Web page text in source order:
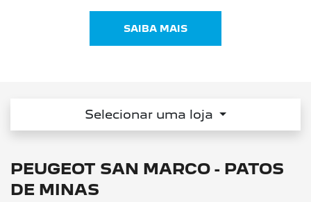
SAIBA MAIS
Selecionar uma loja
PEUGEOT SAN MARCO - PATOS
DE MINAS